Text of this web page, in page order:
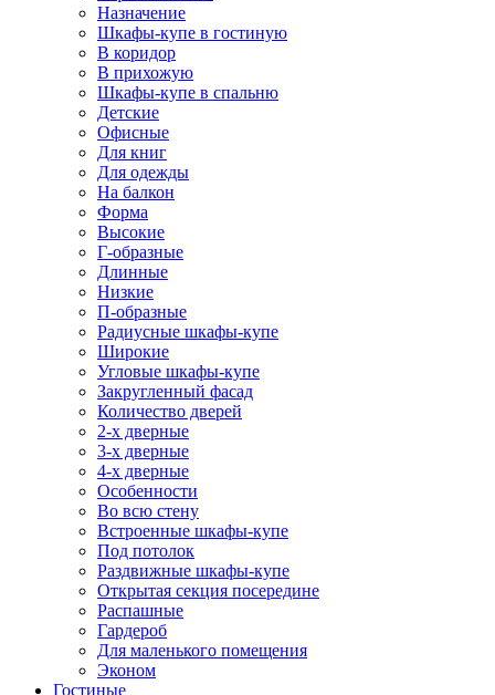
Назначение
Шкафы-купе в гостиную
В коридор
В прихожую
Шкафы-купе в спальню
Детские
Офисные
Для книг
Для одежды
На балкон
Форма
Высокие
Г-образные
Длинные
Низкие
П-образные
Радиусные шкафы-купе
Широкие
Угловые шкафы-купе
Закругленный фасад
Количество дверей
2-х дверные
3-х дверные
4-х дверные
Особенности
Во всю стену
Встроенные шкафы-купе
Под потолок
Раздвижные шкафы-купе
Открытая секция посередине
Распашные
Гардероб
Для маленького помещения
Эконом
Гостиные